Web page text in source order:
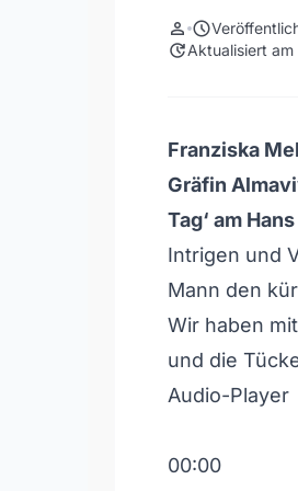
person schedule
updateAktualisiert
Franziska
Gräfin
Tag‘ am
Intrigen und
Mann den
Wir haben
und die
Audio-Player
00:00